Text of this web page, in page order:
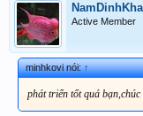
Active Member
minhkovi nói:↑
phát triển tốt quá